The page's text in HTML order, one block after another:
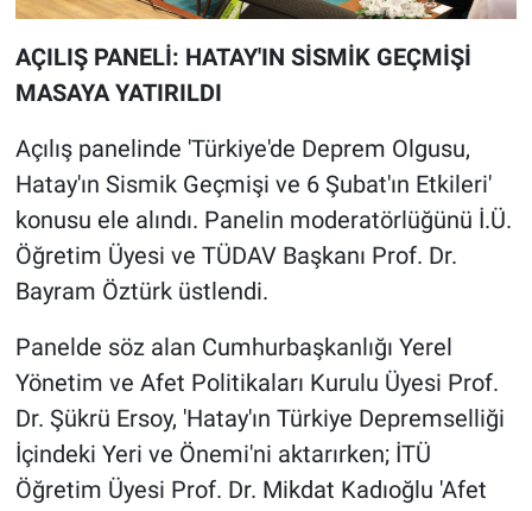
AÇILIŞ PANELİ: HATAY'IN SİSMİK GEÇMİŞİ
MASAYA YATIRILDI
Açılış panelinde 'Türkiye'de Deprem Olgusu,
Hatay'ın Sismik Geçmişi ve 6 Şubat'ın Etkileri'
konusu ele alındı. Panelin moderatörlüğünü İ.Ü.
Öğretim Üyesi ve TÜDAV Başkanı Prof. Dr.
Bayram Öztürk üstlendi.
Panelde söz alan Cumhurbaşkanlığı Yerel
Yönetim ve Afet Politikaları Kurulu Üyesi Prof.
Dr. Şükrü Ersoy, 'Hatay'ın Türkiye Depremselliği
İçindeki Yeri ve Önemi'ni aktarırken; İTÜ
Öğretim Üyesi Prof. Dr. Mikdat Kadıoğlu 'Afet